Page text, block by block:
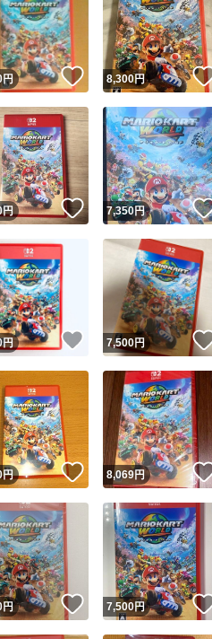
円 いいね！
8,300円
円 いいね！
7,350円
円 いいね！
7,500円
円 いいね！
8,069円
円 いいね！
7,500円